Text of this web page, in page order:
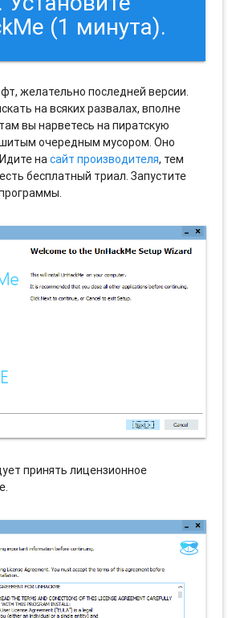
(1 минута).
желательно последней версии.
на всяких развалах, вполне
вы нарветесь на пиратскую
очередным мусором. Оно
насайт производителя, тем
бесплатный триал. Запустите
принять лицензионное